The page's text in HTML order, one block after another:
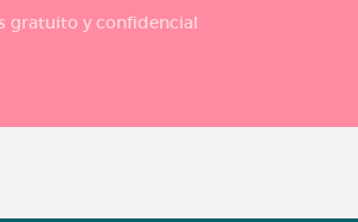
gratuito y confidencial